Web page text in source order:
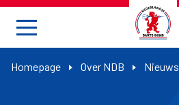
Homepage Over NDB Nieuws